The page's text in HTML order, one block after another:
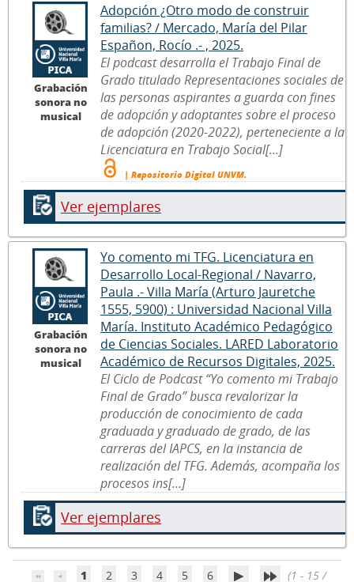
Grabación
sonora no
musical
Adopción ¿Otro modo de construir
familias? / Mercado, María del Pilar
Españon, Rocío .- , 2025.
El podcast desarrolla el Trabajo Final de
Grado titulado Representaciones sociales de
las personas aspirantes a guarda con fines
de adopción y adoptantes sobre el proceso
de adopción (2020-2022), perteneciente a la
Licenciatura en Trabajo Social[...]
| Repositorio Digital UNVM.
Ver ejemplares
Grabación
sonora no
musical
Yo comento mi TFG. Licenciatura en
Desarrollo Local-Regional / Navarro,
Paula .- Villa María (Arturo Jauretche
1555, 5900) : Universidad Nacional Villa
María. Instituto Académico Pedagógico
de Ciencias Sociales. LARED Laboratorio
Académico de Recursos Digitales, 2025.
El Ciclo de Podcast “Yo comento mi Trabajo
Final de Grado” busca revalorizar la
producción de conocimiento de cada
graduada y graduado de grado, de las
carreras del IAPCS, en la instancia de
realización del TFG. Además, acompaña los
procesos ins[...]
Ver ejemplares
1 2 3 4 5 6 (1 - 15 /